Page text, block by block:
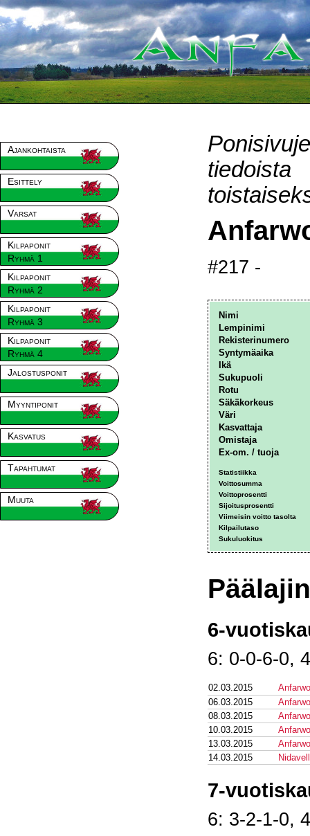
Ajankohtaista
Esittely
Varsat
Kilpaponit
Ryhmä 1
Kilpaponit
Ryhmä 2
Kilpaponit
Ryhmä 3
Kilpaponit
Ryhmä 4
Jalostusponit
Myyntiponit
Kasvatus
Tapahtumat
Muuta
#217 -
Nimi
Lempinimi
Rekisterinumero
Syntymäaika
Ikä
Sukupuoli
Rotu
Säkäkorkeus
Väri
Kasvattaja
Omistaja
Ex-om. / tuoja
Statistiikka
Voittosumma
Voittoprosentti
Sijoitusprosentti
Viimeisin voitto tasolta
Kilpailutaso
Sukuluokitus
6-
6: 0-0-6-0,
02.03.2015
06.03.2015
08.03.2015
10.03.2015
13.03.2015
14.03.2015
7-
6: 3-2-1-0,